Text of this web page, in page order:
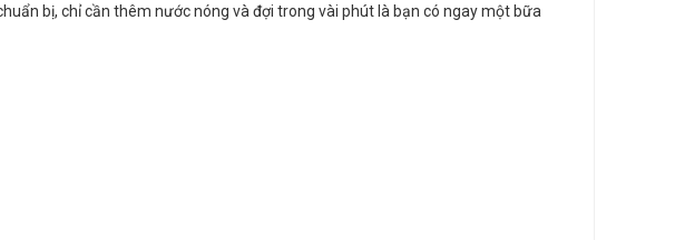
bị, chỉ cần thêm nước nóng và đợi trong vài phút là bạn có ngay một bữa